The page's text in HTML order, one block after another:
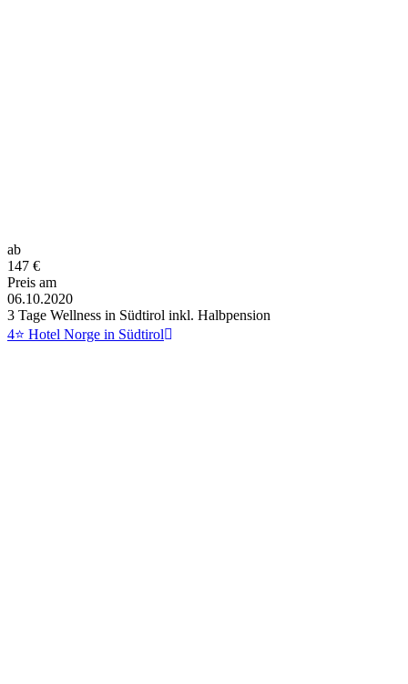
ab
147 €
Preis am
06.10.2020
3 Tage Wellness in Südtirol inkl. Halbpension
4⭐ Hotel Norge in Südtirol